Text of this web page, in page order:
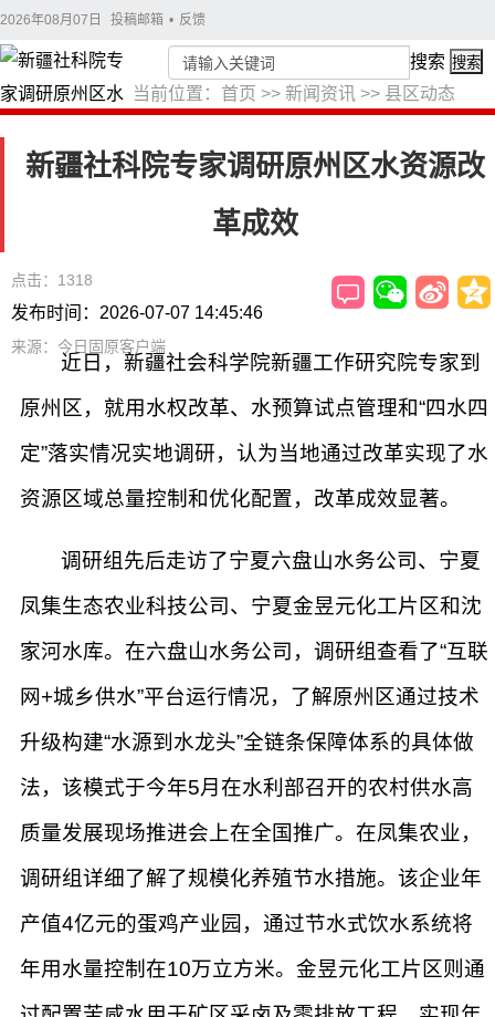
2026年08月07日 投稿邮箱 • 反馈
当前位置： 首页 >> 新闻资讯 >> 县区动态
搜索 搜索
新疆社科院专家调研原州区水资源改
革成效
点击：1318
发布时间：2026-07-07 14:45:46
来源：今日固原客户端
近日，新疆社会科学院新疆工作研究院专家到
原州区，就用水权改革、水预算试点管理和“四水四
定”落实情况实地调研，认为当地通过改革实现了水
资源区域总量控制和优化配置，改革成效显著。
调研组先后走访了宁夏六盘山水务公司、宁夏
凤集生态农业科技公司、宁夏金昱元化工片区和沈
家河水库。在六盘山水务公司，调研组查看了“互联
网+城乡供水”平台运行情况，了解原州区通过技术
升级构建“水源到水龙头”全链条保障体系的具体做
法，该模式于今年5月在水利部召开的农村供水高
质量发展现场推进会上在全国推广。在凤集农业，
调研组详细了解了规模化养殖节水措施。该企业年
产值4亿元的蛋鸡产业园，通过节水式饮水系统将
年用水量控制在10万立方米。金昱元化工片区则通